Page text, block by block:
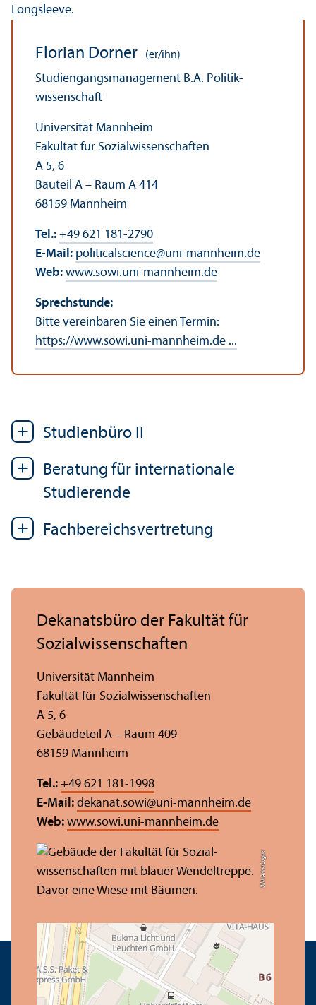
Florian Dorner (er/ihn)
Studien­gangs­management B.A. Politik­
wissenschaft
Universität Mannheim
Fakultät für Sozial­wissenschaften
A 5, 6
Bauteil A – Raum A 414
68159 Mannheim
Tel.: +49 621 181-2790
E-Mail: politicalscience@uni-mannheim.de
Web: www.sowi.uni-mannheim.de
Sprechstunde:
Bitte vereinbaren Sie einen Termin:
https://www.sowi.uni-mannheim.de ...
Studien­büro II
Beratung für internationale
Studierende
Fach­bereichs­vertretung
Bild: Anna Logue
Dekanatsbüro der Fakultät für
Sozial­wissenschaften
Universität Mannheim
Fakultät für Sozial­wissenschaften
A 5, 6
Gebäudeteil A – Raum 409
68159 Mannheim
Tel.: +49 621 181-1998
E-Mail: dekanat.sowi@uni-mannheim.de
Web: www.sowi.uni-mannheim.de